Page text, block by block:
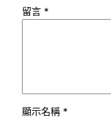
留言 *
顯示名稱 *